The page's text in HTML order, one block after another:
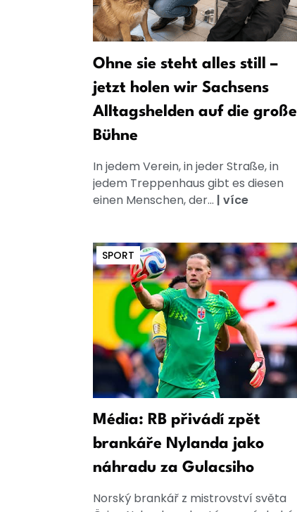
Ohne sie steht alles still –
jetzt holen wir Sachsens
Alltagshelden auf die große
Bühne
In jedem Verein, in jeder Straße, in
jedem Treppenhaus gibt es diesen
einen Menschen, der... | více
SPORT
Média: RB přivádí zpět
brankáře Nylanda jako
náhradu za Gulacsiho
Norský brankář z mistrovství světa